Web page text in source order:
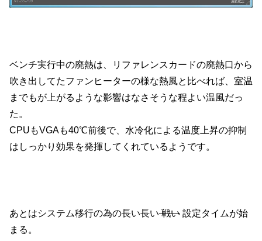
ベンチ実行中の廃熱は、リファレンスカードの廃熱口から
吹き出してたファンヒーターの様な熱風と比べれば、室温
までもが上がるような影響はなさそうな程よい温風だっ
た。
CPUもVGAも40℃前後で、水冷化による温度上昇の抑制
はしっかり効果を発揮してくれているようです。
あとはシステム移行の為の長い長い戦い 設定タイムが始
まる。